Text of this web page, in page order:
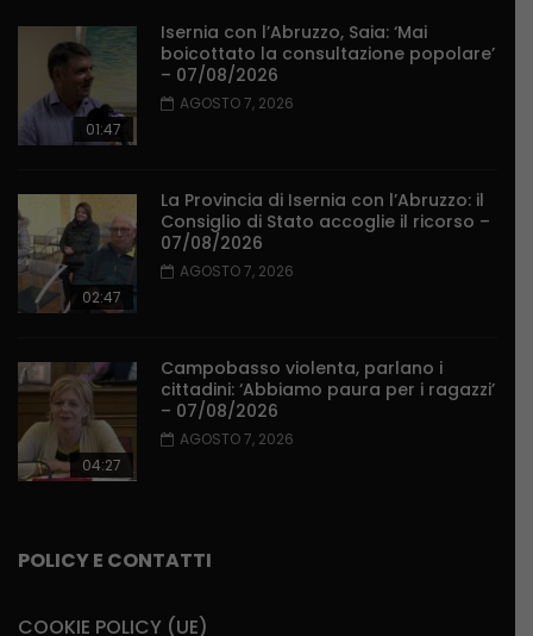
01:47
Isernia con l’Abruzzo, Saia: ‘Mai
boicottato la consultazione popolare’
– 07/08/2026
AGOSTO 7, 2026
02:47
La Provincia di Isernia con l’Abruzzo: il
Consiglio di Stato accoglie il ricorso –
07/08/2026
AGOSTO 7, 2026
04:27
Campobasso violenta, parlano i
cittadini: ‘Abbiamo paura per i ragazzi’
– 07/08/2026
AGOSTO 7, 2026
POLICY E CONTATTI
COOKIE POLICY (UE)